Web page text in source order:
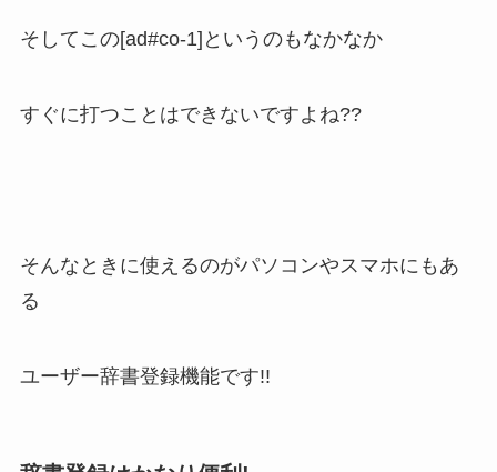
そしてこの[ad#co-1]というのもなかなか
すぐに打つことはできないですよね??
そんなときに使えるのがパソコンやスマホにもあ
る
ユーザー辞書登録機能です!!